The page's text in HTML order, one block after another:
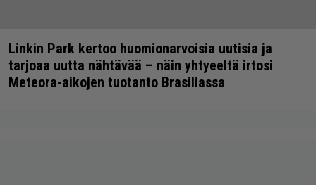
Linkin Park kertoo huomionarvoisia uutisia ja
tarjoaa uutta nähtävää – näin yhtyeeltä irtosi
Meteora-aikojen tuotanto Brasiliassa